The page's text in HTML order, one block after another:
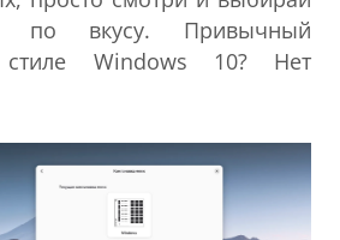
по вкусу. Привычный
Windows 10? Нет